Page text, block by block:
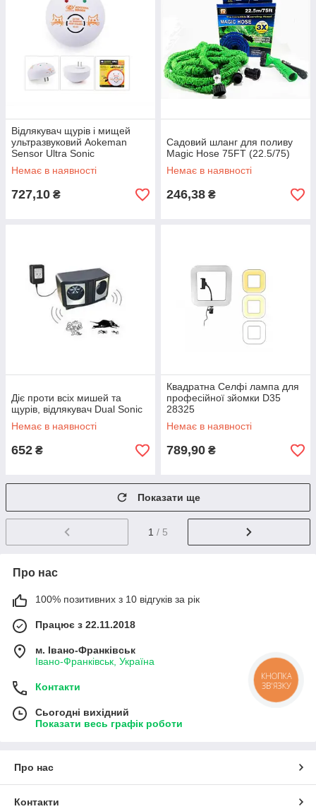
Відлякувач щурів і мищей
ультразвуковий Aokeman
Sensor Ultra Sonic
Немає в наявності
727,10 ₴
Садовий шланг для поливу
Magic Hose 75FT (22.5/75)
Немає в наявності
246,38 ₴
Діє проти всіх мишей та
щурів, відлякувач Dual Sonic
Немає в наявності
652 ₴
Квадратна Селфі лампа для
професійної зйомки D35
28325
Немає в наявності
789,90 ₴
Показати ще
1 / 5
Про нас
100% позитивних з 10 відгуків за рік
Працює з 22.11.2018
м. Івано-Франківськ
Івано-Франківськ, Україна
Контакти
Сьогодні вихідний
Показати весь графік роботи
Про нас
Контакти
КНОПКА
ЗВ'ЯЗКУ